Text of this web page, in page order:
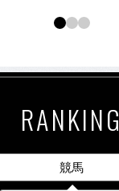
RANKING
競馬